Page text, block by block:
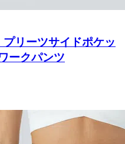
リーツサイドポケッ
ークパンツ